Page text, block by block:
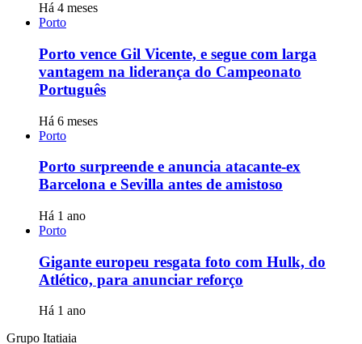
Há 4 meses
Porto
Porto vence Gil Vicente, e segue com larga
vantagem na liderança do Campeonato
Português
Há 6 meses
Porto
Porto surpreende e anuncia atacante-ex
Barcelona e Sevilla antes de amistoso
Há 1 ano
Porto
Gigante europeu resgata foto com Hulk, do
Atlético, para anunciar reforço
Há 1 ano
Grupo Itatiaia